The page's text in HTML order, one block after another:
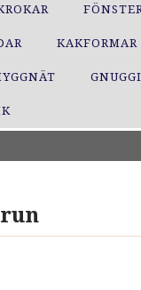
KAKFORMAR